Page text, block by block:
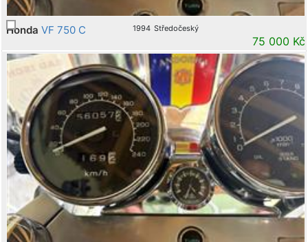
Honda VF 750 C 1994 Středočeský
75 000 Kč